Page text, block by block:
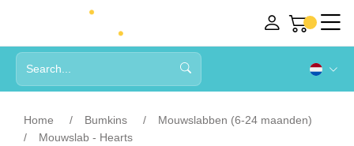
Home Bumkins
Mouwslabben (6-24 maanden)
Mouwslab - Hearts